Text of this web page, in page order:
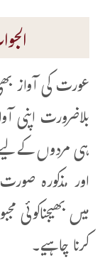
عورت کی آواز
بلاضرورت اپنی
ہی مردوں کے
اور مذکورہ
میں
کرنا چاہیے۔